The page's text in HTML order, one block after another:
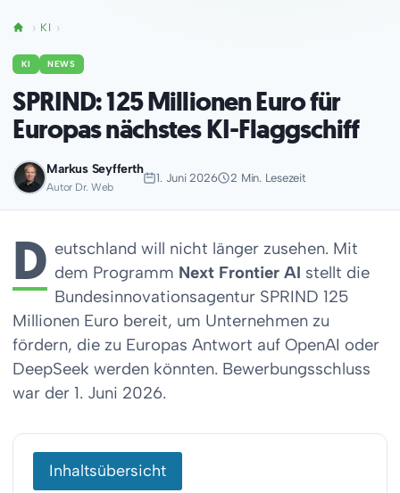
KI
KI NEWS
SPRIND: 125 Millionen Euro für
Europas nächstes KI-Flaggschiff
Markus Seyfferth
Autor Dr. Web
1. Juni 2026 2 Min. Lesezeit
D eutschland will nicht länger zusehen. Mit
dem Programm Next Frontier AI stellt die
Bundesinnovationsagentur SPRIND 125
Millionen Euro bereit, um Unternehmen zu
fördern, die zu Europas Antwort auf OpenAI oder
DeepSeek werden könnten. Bewerbungsschluss
war der 1. Juni 2026.
Inhaltsübersicht